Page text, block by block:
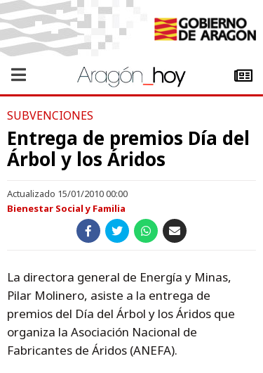
SUBVENCIONES
Entrega de premios Día del
Árbol y los Áridos
Actualizado 15/01/2010 00:00
Bienestar Social y Familia
La directora general de Energía y Minas,
Pilar Molinero, asiste a la entrega de
premios del Día del Árbol y los Áridos que
organiza la Asociación Nacional de
Fabricantes de Áridos (ANEFA).